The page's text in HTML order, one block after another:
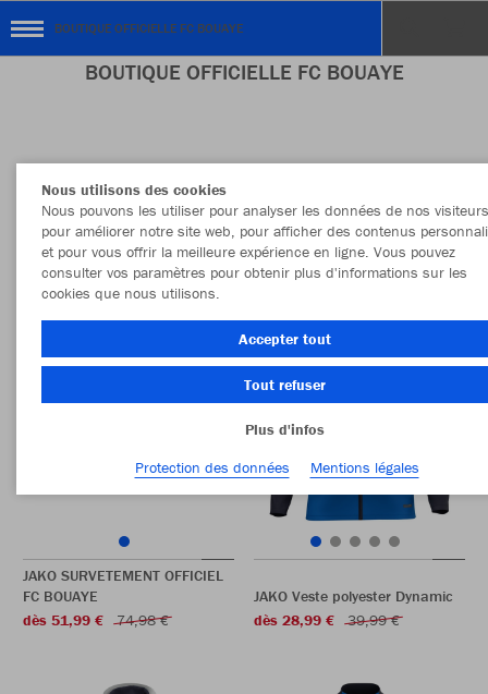
BOUTIQUE OFFICIELLE FC BOUAYE
BOUTIQUE OFFICIELLE FC BOUAYE
JAKO SURVETEMENT OFFICIEL
FC BOUAYE
dès 51,99 €
74,98 €
JAKO Veste polyester Dynamic
dès 28,99 €
39,99 €
Nous utilisons des cookies
Nous pouvons les utiliser pour analyser les données de nos
pour améliorer notre site web, pour afficher des contenus
et pour vous offrir la meilleure expérience en ligne. Vous pouvez
consulter vos paramètres pour obtenir plus d'informations sur les
cookies que nous utilisons.
Accepter tout
Tout refuser
Plus d'infos
Protection des données
Mentions légales